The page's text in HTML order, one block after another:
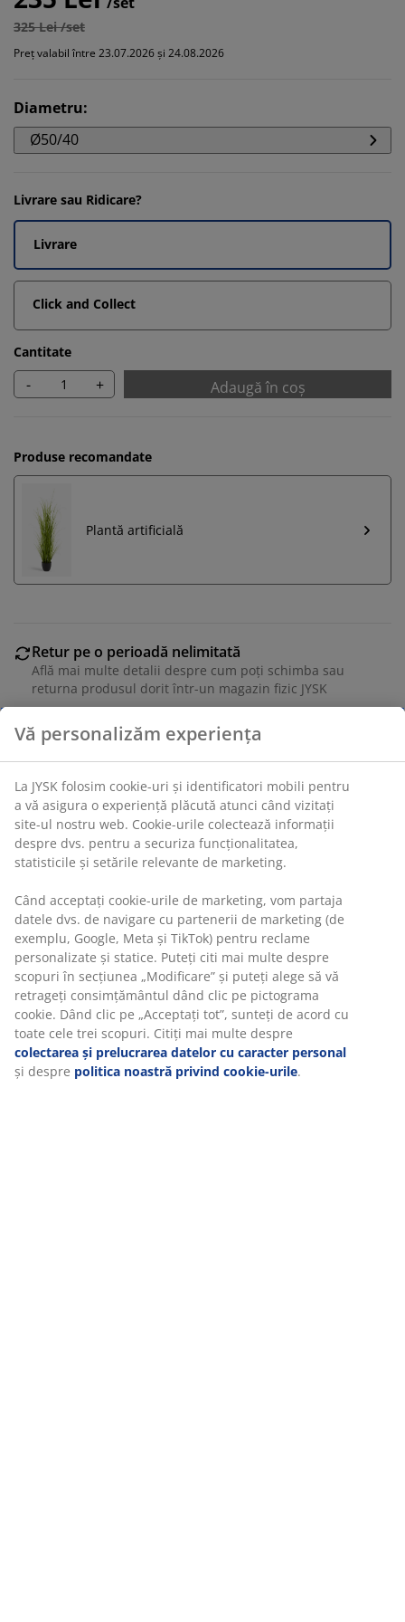
325 Lei /set
Preț valabil între 23.07.2026 și 24.08.2026
Diametru:
Ø50/40
Livrare sau Ridicare?
Livrare
Click and Collect
Cantitate
- + Adaugă în coș
Produse recomandate
Plantă artificială
Retur pe o perioadă nelimitată
Află mai multe detalii despre cum poți schimba sau
returna produsul dorit într-un magazin fizic JYSK
Beneficiezi de garanția prețului pe o perioadă de 30 de
Opțiuni flexibile de livrare
Alege varianta de livrare care ți se potrivește cel mai
bine
Set de 2 coșuri ghiveci din kubu împletit și rattan cu
căptușeală din plastic. Aceste coșuri versatile și rustice
sunt ideale pentru plante sau depozitare decorativă.
Mânerele facilitează mutarea și plasarea coșurilor
după dorință. Ø50/40 x H58/48 cm
Unitate de stoc: 6426003